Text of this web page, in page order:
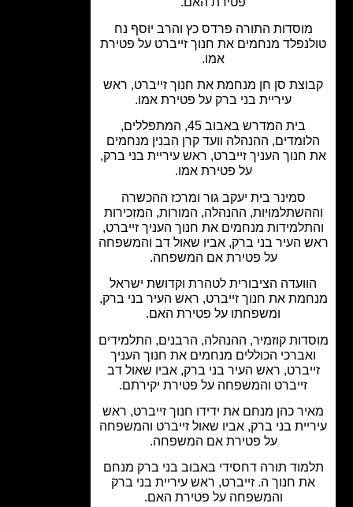
מוסדות התורה פרדס כץ והרב יוסף נח
מנחמים את חנוך זייברט על פטירת
סן חן מנחמת את חנוך זייברט, ראש
עיריית בני ברק על פטירת אמו.
בית המדרש באבוב 45, המתפללים,
ההנהלה וועד קרן הבנין מנחמים
העניך זייברט, ראש עיריית בני ברק,
על פטירת אמו.
סמינר בית יעקב גור ומרכז ההכשרה
ההנהלה, המורות, המזכירות
מנחמים את חנוך העניך זייברט,
העיר בני ברק, אביו שאול דב והמשפחה
על פטירת אם המשפחה.
הציבורית לטהרת וקדושת ישראל
את חנוך זייברט, ראש העיר בני ברק,
ומשפחתו על פטירת האם.
קוזמיר, ההנהלה, הרבנים, התלמידים
הכוללים מנחמים את חנוך העניך
ראש העיר בני ברק, אביו שאול דב
זייברט והמשפחה על פטירת יקירתם.
כהן מנחם את ידידו חנוך זייברט, ראש
בני ברק, אביו שאול זייברט והמשפחה
על פטירת אם המשפחה.
תורה דחסידי באבוב בני ברק מנחם
חנוך ה. זייברט, ראש עיריית בני ברק
והמשפחה על פטירת האם.